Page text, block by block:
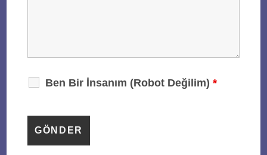
Ben Bir İnsanım (Robot Değilim)*